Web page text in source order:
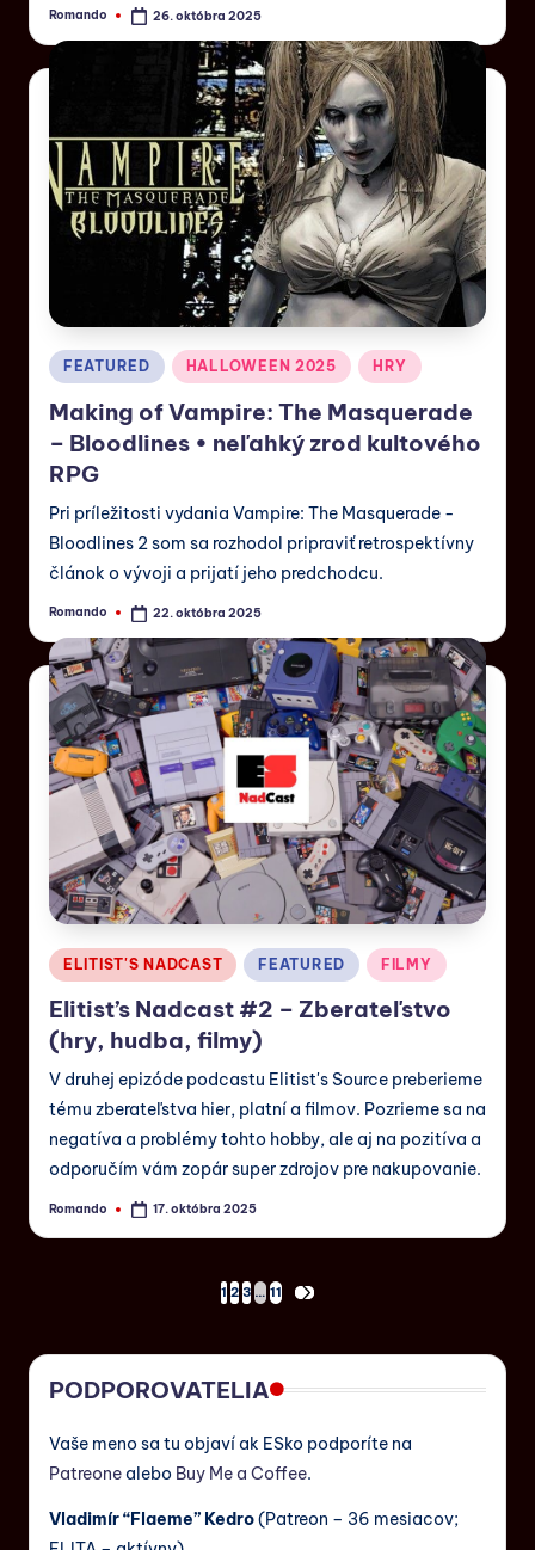
Romando 26. októbra 2025
FEATURED HALLOWEEN 2025 HRY
Making of Vampire: The Masquerade
– Bloodlines • neľahký zrod kultového
RPG
Pri príležitosti vydania Vampire: The Masquerade -
Bloodlines 2 som sa rozhodol pripraviť retrospektívny
článok o vývoji a prijatí jeho predchodcu.
Romando 22. októbra 2025
ELITIST'S NADCAST FEATURED FILMY
Elitist’s Nadcast #2 – Zberateľstvo
(hry, hudba, filmy)
V druhej epizóde podcastu Elitist's Source preberieme
tému zberateľstva hier, platní a filmov. Pozrieme sa na
negatíva a problémy tohto hobby, ale aj na pozitíva a
odporučím vám zopár super zdrojov pre nakupovanie.
Romando 17. októbra 2025
1 2 3 … 11
PODPOROVATELIA
Vaše meno sa tu objaví ak ESko podporíte na
Patreone alebo Buy Me a Coffee.
Vladimír “Flaeme” Kedro(Patreon – 36 mesiacov;